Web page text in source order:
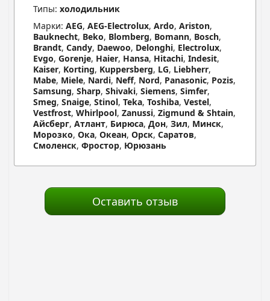
Типы: холодильник
Марки: AEG, AEG-Electrolux, Ardo, Ariston,
Bauknecht, Beko, Blomberg, Bomann, Bosch,
Brandt, Candy, Daewoo, Delonghi, Electrolux,
Evgo, Gorenje, Haier, Hansa, Hitachi, Indesit,
Kaiser, Korting, Kuppersberg, LG, Liebherr,
Mabe, Miele, Nardi, Neff, Nord, Panasonic, Pozis,
Samsung, Sharp, Shivaki, Siemens, Simfer,
Smeg, Snaige, Stinol, Teka, Toshiba, Vestel,
Vestfrost, Whirlpool, Zanussi, Zigmund & Shtain,
Айсберг, Атлант, Бирюса, Дон, Зил, Минск,
Морозко, Ока, Океан, Орск, Саратов,
Смоленск, Фростор, Юрюзань
Оставить отзыв